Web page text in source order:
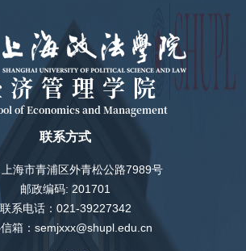
济管理学院
of Economics and Management
联系方式
海市青浦区外青松公路7989号
邮政编码: 201701
联系电话：021-39227342
箱：semjxxx@shupl.edu.cn